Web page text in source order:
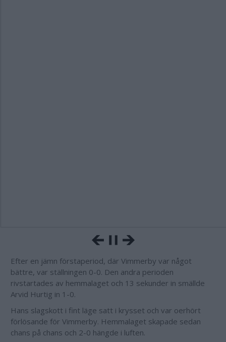
Efter en jämn förstaperiod, där Vimmerby var något
bättre, var ställningen 0-0. Den andra perioden
rivstartades av hemmalaget och 13 sekunder in smällde
Arvid Hurtig in 1-0.
Hans slagskott i fint läge satt i krysset och var oerhört
förlösande för Vimmerby. Hemmalaget skapade sedan
chans på chans och 2-0 hängde i luften.